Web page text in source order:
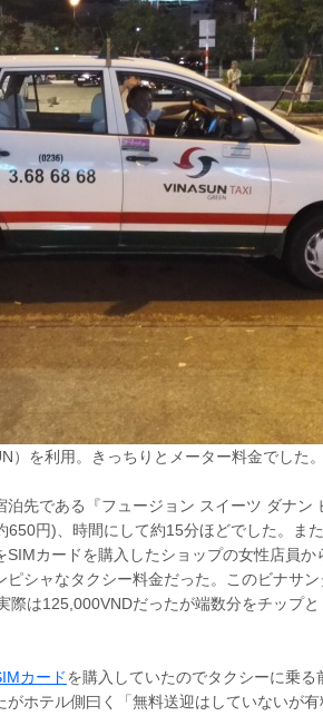
）を利用。きっちりとメーター料金でした。
先である『フュージョン スイーツ ダナン
円)、時間にして約15分ほどでした。ま
カードを購入したショップの女性店員か
シャなタクシー料金だった。このビナサ
は125,000VNDだったが端数分をチップ
カードを購入していたのでタクシーに乗る
がホテル側曰く「無料送迎はしていないが